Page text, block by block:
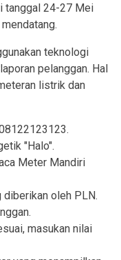
tanggal 24-27 Mei
teknologi
pelanggan. Hal
listrik dan
"Halo".
Meter Mandiri
diberikan oleh PLN.
masukan nilai